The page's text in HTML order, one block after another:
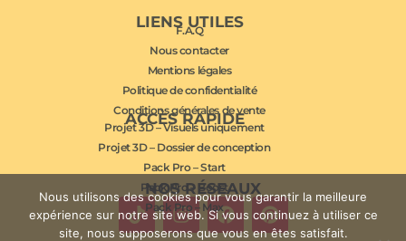
NOS RÉSEAUX
ACCÈS RAPIDE
Projet 3D – Visuels uniquement
Projet 3D – Dossier de conception
Pack Pro – Start
Pack Pro – Boost
Pack Pro – Max
LIENS UTILES
F.A.Q
Nous contacter
Mentions légales
Politique de confidentialité
Conditions générales de vente
Nous utilisons des cookies pour vous garantir la meilleure
expérience sur notre site web. Si vous continuez à utiliser ce
site, nous supposerons que vous en êtes satisfait.